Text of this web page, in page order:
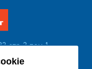
стр. 2, пом. 1
13